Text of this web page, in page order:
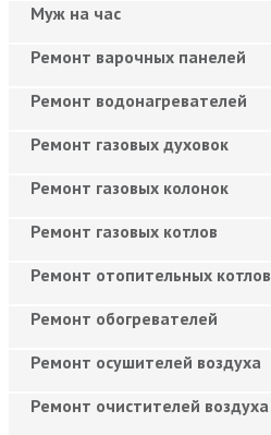
Муж на час
Ремонт варочных панелей
Ремонт водонагревателей
Ремонт газовых духовок
Ремонт газовых колонок
Ремонт газовых котлов
Ремонт отопительных котлов
Ремонт обогревателей
Ремонт осушителей воздуха
Ремонт очистителей воздуха